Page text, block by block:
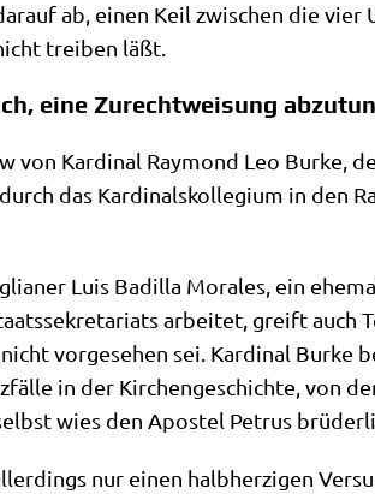
ab, einen Keil zwi­schen die vier
trei­ben läßt.
eine Zurechtweisung abzutun
von Kar­di­nal Ray­mond Leo Bur­ke,
das Kar­di­nals­kol­le­gi­um in den
Luis Badil­la Mora­les, ein
arbei­tet, greift
vor­ge­se­hen sei. Kar­di­nal
in der Kir­chen­ge­schich­te, von
wies den Apo­stel Petrus
nur einen halb­her­zi­gen